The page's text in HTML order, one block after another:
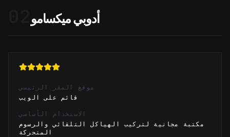
أدوبي ميكسامو
موقع المقر الرئيسي
قائم على الويب
الاستخدام الأساسي
مكتبة مجانية لتركيب الهياكل التلقائي والرسوم
المتحركة